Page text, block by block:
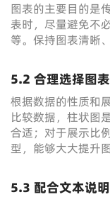
图表的主要目的是
表时，尽量避免不
等。保持图表清晰
5.2 合理选择图
根据数据的性质和
比较数据，柱状图
合适；对于展示比
型，能够大大提升
5.3 配合文本说明